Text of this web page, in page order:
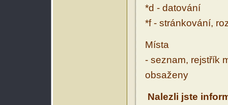
*d - datování
*f - stránkování,
Místa
- seznam, rejstřík
obsaženy
Nalezli jste